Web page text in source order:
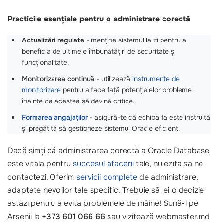
Practicile esențiale pentru o administrare corectă
Actualizări regulate - menține sistemul la zi pentru a
beneficia de ultimele îmbunătățiri de securitate și
funcționalitate.
Monitorizarea continuă - utilizează instrumente de
monitorizare pentru a face față potențialelor probleme
înainte ca acestea să devină critice.
Formarea angajaților- asigură-te că echipa ta este instruită
și pregătită să gestioneze sistemul Oracle eficient.
Dacă simți că administrarea corectă a Oracle Database
este vitală pentru succesul afaceriitale, nu ezita să ne
contactezi. Oferim servicii completede administrare,
adaptate nevoilor tale specific. Trebuie să iei o decizie
astăzi pentru a evita problemele de mâine! Sună-l pe
Arsenii la +373 601 066 66sau vizitează webmaster.md